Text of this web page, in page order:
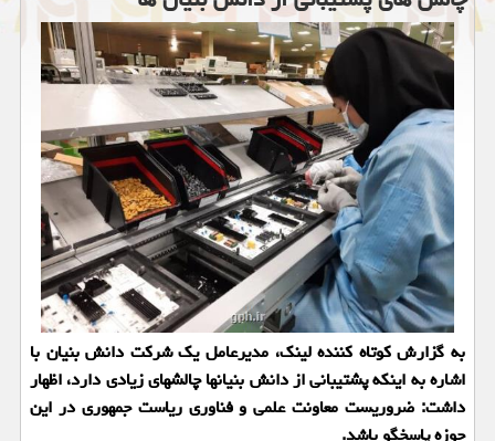
به گزارش کوتاه کننده لینک، مدیرعامل یک شرکت دانش بنیان با
اشاره به اینکه پشتیبانی از دانش بنیانها چالشهای زیادی دارد، اظهار
داشت: ضروریست معاونت علمی و فناوری ریاست جمهوری در این